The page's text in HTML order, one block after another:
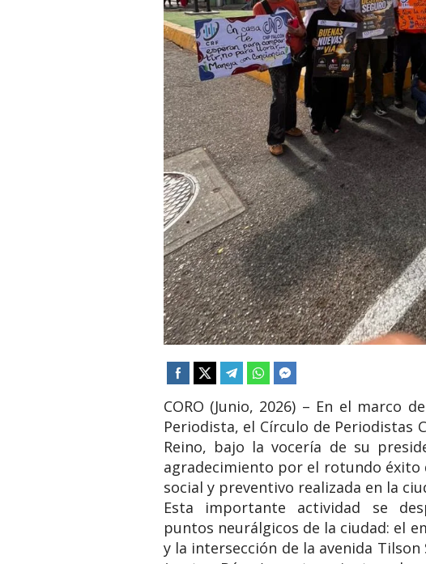
CORO (Junio, 2026) – En el marco
Periodista, el Círculo de Periodistas
Reino, bajo la vocería de su
agradecimiento por el rotundo éxito
social y preventivo realizada en la
Esta importante actividad se
puntos neurálgicos de la ciudad: el
y la intersección de la avenida Tilson